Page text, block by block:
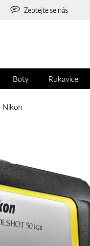
Zeptejte se nás
Boty Rukavice
Nikon